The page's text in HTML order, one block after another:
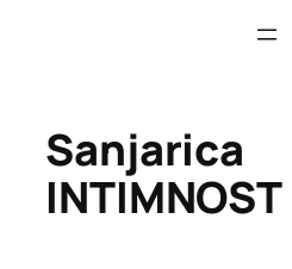
Sanjarica
INTIMNOST